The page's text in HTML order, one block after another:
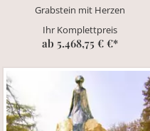
Grabstein mit Herzen
Ihr Komplettpreis
ab 5.468,75 € €*